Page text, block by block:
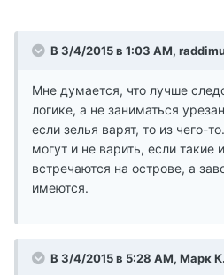
В 3/4/2015 в 1:03 AM,
Мне думается, что лучше
логике, а не заниматься
если зелья варят, то из чего-
могут и не варить, если такие
встречаются на острове, а
имеются.
В 3/4/2015 в 5:28 AM, Марк